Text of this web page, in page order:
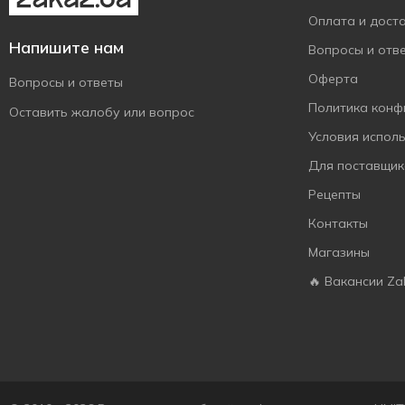
120 г
125 г
140 г 2
Напишите нам
Вопросы и ответы
Оставить жалобу или вопрос
Оплата и
Вопросы и
Оферта
Политика
Условия
Для
Рецепты
Контакты
Магазины
🔥 Вакансии